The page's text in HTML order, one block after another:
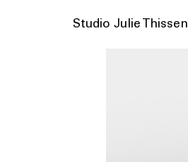
Studio Julie Thissen